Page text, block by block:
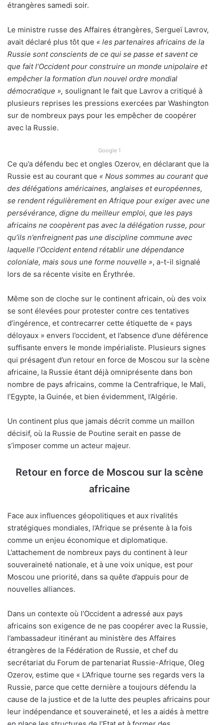
étrangères samedi soir.
Le ministre russe des Affaires étrangères, Sergueï Lavrov,
avait déclaré plus tôt que « les partenaires africains de la
Russie sont conscients de ce qui se passe et savent ce
que fait l’Occident pour construire un monde unipolaire et
empêcher la formation d’un nouvel ordre mondial
démocratique », soulignant le fait que Lavrov a critiqué à
plusieurs reprises les pressions exercées par Washington
sur de nombreux pays pour les empêcher de coopérer
avec la Russie.
Google 1
Ce qu’a défendu bec et ongles Ozerov, en déclarant que la
Russie est au courant que « Nous sommes au courant que
des délégations américaines, anglaises et européennes,
se rendent régulièrement en Afrique pour exiger avec une
persévérance, digne du meilleur emploi, que les pays
africains ne coopèrent pas avec la délégation russe, pour
qu’ils n’enfreignent pas une discipline commune avec
laquelle l’Occident entend rétablir une dépendance
coloniale, mais sous une forme nouvelle », a-t-il signalé
lors de sa récente visite en Érythrée.
Même son de cloche sur le continent africain, où des voix
se sont élevées pour protester contre ces tentatives
d’ingérence, et contrecarrer cette étiquette de « pays
déloyaux » envers l’occident, et l’absence d’une déférence
suffisante envers le monde impérialiste. Plusieurs signes
qui présagent d’un retour en force de Moscou sur la scène
africaine, la Russie étant déjà omniprésente dans bon
nombre de pays africains, comme la Centrafrique, le Mali,
l’Egypte, la Guinée, et bien évidemment, l’Algérie.
Un continent plus que jamais décrit comme un maillon
décisif, où la Russie de Poutine serait en passe de
s’imposer comme un acteur majeur.
Retour en force de Moscou sur la scène
africaine
Face aux influences géopolitiques et aux rivalités
stratégiques mondiales, l’Afrique se présente à la fois
comme un enjeu économique et diplomatique.
L’attachement de nombreux pays du continent à leur
souveraineté nationale, et à une voix unique, est pour
Moscou une priorité, dans sa quête d’appuis pour de
nouvelles alliances.
Dans un contexte où l’Occident a adressé aux pays
africains son exigence de ne pas coopérer avec la Russie,
l’ambassadeur itinérant au ministère des Affaires
étrangères de la Fédération de Russie, et chef du
secrétariat du Forum de partenariat Russie-Afrique, Oleg
Ozerov, estime que « L’Afrique tourne ses regards vers la
Russie, parce que cette dernière a toujours défendu la
cause de la justice et de la lutte des peuples africains pour
leur indépendance et souveraineté, et les a aidés à mettre